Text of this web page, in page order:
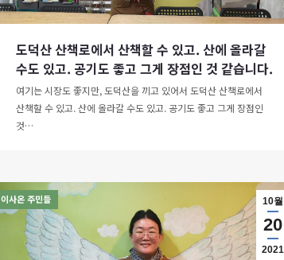
도덕산 산책로에서 산책할 수 있고. 산에 올라갈
수도 있고. 공기도 좋고 그게 장점인 것 같습니다.
여기는 시장도 좋지만, 도덕산을 끼고 있어서 도덕산 산책로에서
산책할 수 있고. 산에 올라갈 수도 있고. 공기도 좋고 그게 장점인
것…
10월
20
2021
이사온 주민들